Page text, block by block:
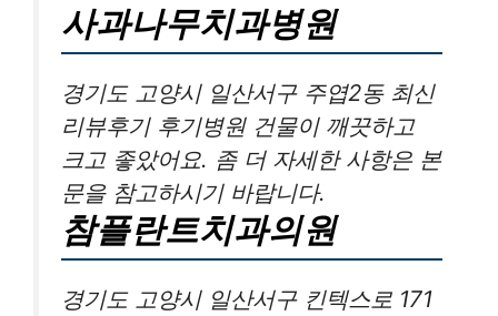
사과나무치과병원
경기도 고양시 일산서구 주엽2동 최신
리뷰후기 후기병원 건물이 깨끗하고
크고 좋았어요. 좀 더 자세한 사항은 본
문을 참고하시기 바랍니다.
참플란트치과의원
경기도 고양시 일산서구 킨텍스로 171